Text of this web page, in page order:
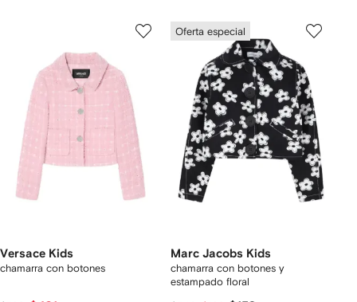
Versace Kids
chamarra con botones
Oferta especial
Marc Jacobs Kids
chamarra con botones y
estampado floral